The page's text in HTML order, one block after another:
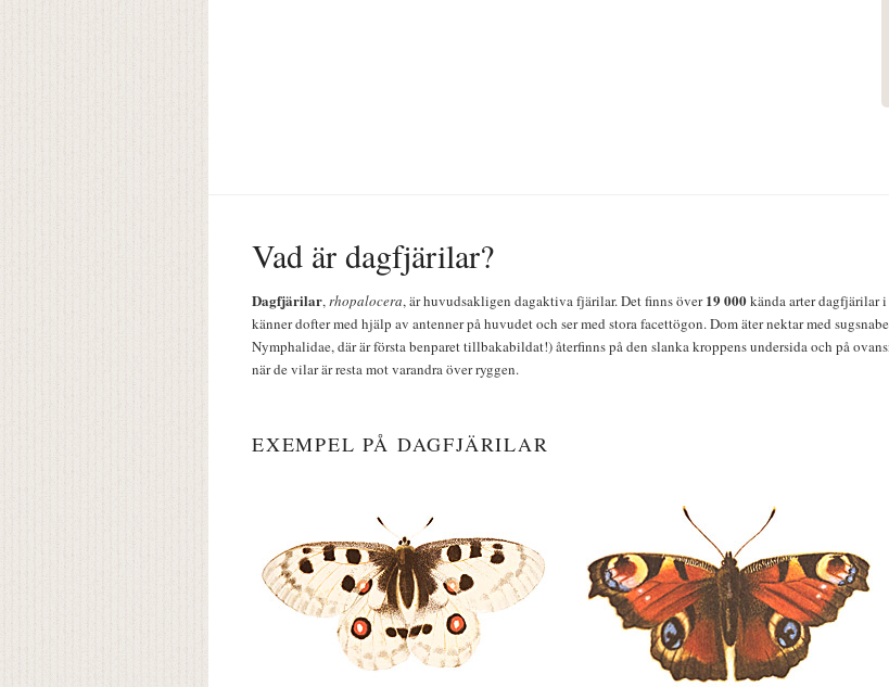
Vad är dagfjärilar?
Dagfjärilar,rhopalocera, är huvudsakligen dagaktiva fjärilar. Det finns över19 000kända arter dagfjärilar
känner dofter med hjälp av antenner på huvudet och ser med stora facettögon. Dom äter nektar med
Nymphalidae, där är första benparet tillbakabildat!) återfinns på den slanka kroppens undersida och på
när de vilar är resta mot varandra över ryggen.
EXEMPEL PÅ DAGFJÄRILAR